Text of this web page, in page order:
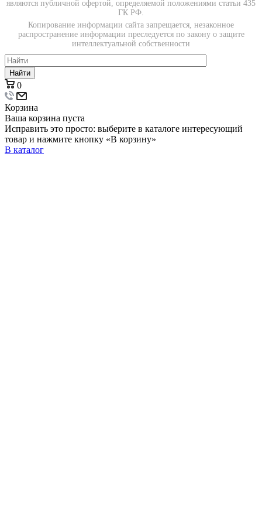
являются публичной офертой, определяемой положениями статьи 435
ГК РФ.
Копирование информации сайта запрещается, незаконное
распространение информации преследуется по закону о защите
интеллектуальной собственности
Найти
0
Корзина
Ваша корзина пуста
Исправить это просто: выберите в каталоге интересующий
товар и нажмите кнопку «В корзину»
В каталог